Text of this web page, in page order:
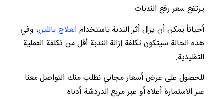
يرتفع سعر رفع الندبات.
أحياناً يمكن أن يزال أثر الندبة باستخدام العلاج بالليزر، وفي
هذه الحالة سيتكون تكلفة إزالة الندبة أقل من تكلفة العملية
التقليدية.
للحصول على عرض أسعار مجاني نطلب منك التواصل معنا
عبر الاستمارة أعلاه أو عبر مربع الدردشة أدناه.